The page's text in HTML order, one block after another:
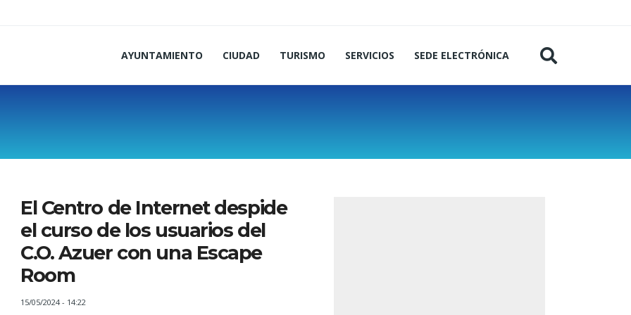
AYUNTAMIENTO CIUDAD TURISMO SERVICIOS SEDE ELECTRÓNICA
El Centro de Internet despide
el curso de los usuarios del
C.O. Azuer con una Escape
Room
15/05/2024 - 14:22